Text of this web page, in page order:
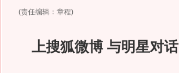
(责任编辑：章程)
上搜狐微博 与明星对话